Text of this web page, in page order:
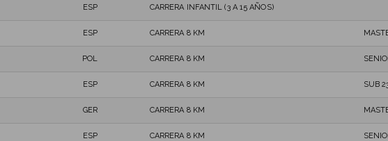
ESP CARRERA INFANTIL (3 A 15 AÑOS)
ESP CARRERA 8 KM
POL CARRERA 8 KM
ESP CARRERA 8 KM SUB
GER CARRERA 8 KM
ESP CARRERA 8 KM